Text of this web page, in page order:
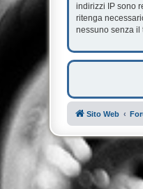
indirizzi IP sono
ritenga
nessuno senza il
Sito Web